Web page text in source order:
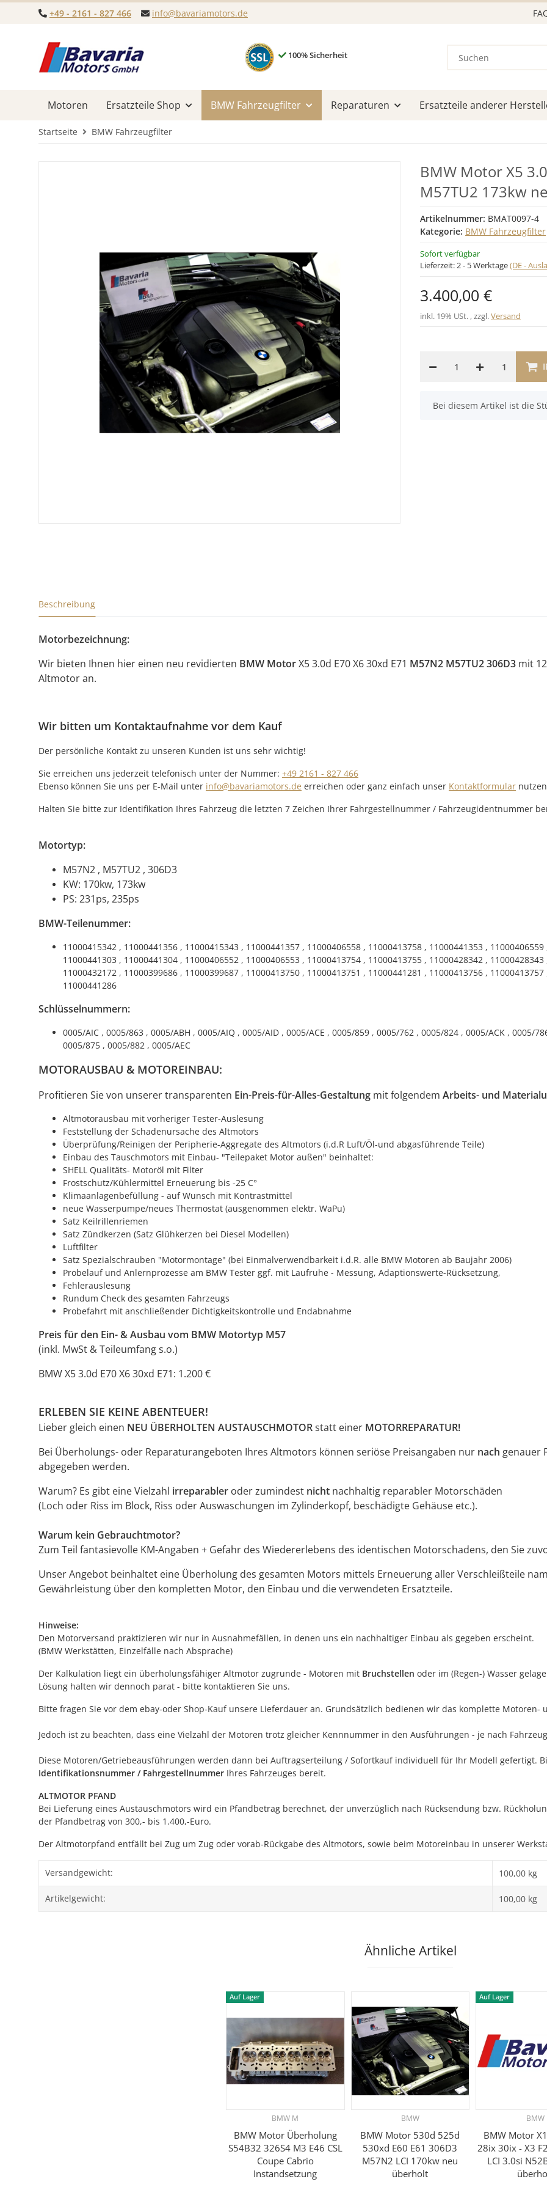
+49 - 2161 - 827 466 info@bavariamotors.de
100% Sicherheit
Motoren Ersatzteile Shop BMW Fahrzeugfilter Reparaturen Ersatzteile anderer
Startseite BMW Fahrzeugfilter
BMW Motor X5
M57TU2 173kw
Artikelnummer: BMAT0097-4
Kategorie: BMW Fahrzeugfilter
Sofort verfügbar
Lieferzeit:2 - 5 Werktage(DE -
3.400,00 €
inkl. 19% USt. , zzgl.Versand
1
x
Bei diesem Artikel ist die
Beschreibung
Motorbezeichnung:
Wir bieten Ihnen hier einen neu revidierten BMW MotorX5 3.0d E70 X6 30xd E71 M57N2 M57TU2 306D3 mit
Altmotor an.
Wir bitten um Kontaktaufnahme vor dem Kauf
Der persönliche Kontakt zu unseren Kunden ist uns sehr wichtig!
Sie erreichen uns jederzeit telefonisch unter der Nummer: +49 2161 - 827 466
Ebenso können Sie uns per E-Mail unter info@bavariamotors.de erreichen oder ganz einfach unser Kontaktformular
Halten Sie bitte zur Identifikation Ihres Fahrzeug die letzten 7 Zeichen Ihrer Fahrgestellnummer / Fahrzeugidentnummer
Motortyp:
M57N2 , M57TU2 , 306D3
KW: 170kw, 173kw
PS: 231ps, 235ps
BMW-Teilenummer:
11000415342 , 11000441356 , 11000415343 , 11000441357 , 11000406558 , 11000413758 , 11000441353 ,
11000441303 , 11000441304 , 11000406552 , 11000406553 , 11000413754 , 11000413755 , 11000428342 ,
11000432172 , 11000399686 , 11000399687 , 11000413750 , 11000413751 , 11000441281 , 11000413756 ,
11000441286
Schlüsselnummern:
0005/AIC , 0005/863 , 0005/ABH , 0005/AIQ , 0005/AID , 0005/ACE , 0005/859 , 0005/762 , 0005/824 , 0005/ACK , 0005/
0005/875 , 0005/882 , 0005/AEC
MOTORAUSBAU & MOTOREINBAU:
Profitieren Sie von unserer transparenten Ein-Preis-für-Alles-Gestaltung mit folgendem Arbeits- und
Altmotorausbau mit vorheriger Tester-Auslesung
Feststellung der Schadenursache des Altmotors
Überprüfung/Reinigen der Peripherie-Aggregate des Altmotors (i.d.R Luft/Öl-und abgasführende Teile)
Einbau des Tauschmotors mit Einbau- "Teilepaket Motor außen" beinhaltet:
SHELL Qualitäts- Motoröl mit Filter
Frostschutz/Kühlermittel Erneuerung bis -25 C°
Klimaanlagenbefüllung - auf Wunsch mit Kontrastmittel
neue Wasserpumpe/neues Thermostat (ausgenommen elektr. WaPu)
Satz Keilrillenriemen
Satz Zündkerzen (Satz Glühkerzen bei Diesel Modellen)
Luftfilter
Satz Spezialschrauben "Motormontage" (bei Einmalverwendbarkeit i.d.R. alle BMW Motoren ab Baujahr 2006)
Probelauf und Anlernprozesse am BMW Tester ggf. mit Laufruhe - Messung, Adaptionswerte-Rücksetzung,
Fehlerauslesung
Rundum Check des gesamten Fahrzeugs
Probefahrt mit anschließender Dichtigkeitskontrolle und Endabnahme
Preis für den Ein- & Ausbau vom BMW Motortyp M57
(inkl. MwSt & Teileumfang s.o.)
BMW X5 3.0d E70 X6 30xd E71: 1.200 €
ERLEBEN SIE KEINE ABENTEUER!
Lieber gleich einen NEU ÜBERHOLTEN AUSTAUSCHMOTORstatt einer MOTORREPARATUR!
Bei Überholungs- oder Reparaturangeboten Ihres Altmotors können seriöse Preisangaben nur nach genauer
abgegeben werden.
Warum? Es gibt eine Vielzahl irreparabler oder zumindest nicht nachhaltig reparabler Motorschäden
(Loch oder Riss im Block, Riss oder Auswaschungen im Zylinderkopf, beschädigte Gehäuse etc.).
Warum kein Gebrauchtmotor?
Zum Teil fantasievolle KM-Angaben + Gefahr des Wiedererlebens des identischen Motorschadens, den Sie
Unser Angebot beinhaltet eine Überholung des gesamten Motors mittels Erneuerung aller Verschleißteile
Gewährleistung über den kompletten Motor, den Einbau und die verwendeten Ersatzteile.
Hinweise:
Den Motorversand praktizieren wir nur in Ausnahmefällen, in denen uns ein nachhaltiger Einbau als gegeben erscheint.
(BMW Werkstätten, Einzelfälle nach Absprache)
Der Kalkulation liegt ein überholungsfähiger Altmotor zugrunde - Motoren mit Bruchstellen oder im (Regen-) Wasser
Lösung halten wir dennoch parat - bitte kontaktieren Sie uns.
Bitte fragen Sie vor dem ebay-oder Shop-Kauf unsere Lieferdauer an. Grundsätzlich bedienen wir das komplette Motoren-
Jedoch ist zu beachten, dass eine Vielzahl der Motoren trotz gleicher Kennnummer in den Ausführungen - je nach
Diese Motoren/Getriebeausführungen werden dann bei Auftragserteilung / Sofortkauf individuell für Ihr Modell gefertigt.
Identifikationsnummer / Fahrgestellnummer Ihres Fahrzeuges bereit.
ALTMOTOR PFAND
Bei Lieferung eines Austauschmotors wird ein Pfandbetrag berechnet, der unverzüglich nach Rücksendung bzw.
der Pfandbetrag von 300,- bis 1.400,-Euro.
Der Altmotorpfand entfällt bei Zug um Zug oder vorab-Rückgabe des Altmotors, sowie beim Motoreinbau in unserer
Versandgewicht: 100,00 kg
Artikelgewicht: 100,00 kg
Ähnliche Artikel
Auf Lager
BMW M
BMW Motor Überholung
S54B32 326S4 M3 E46 CSL
Coupe Cabrio
Instandsetzung
BMW
BMW Motor 530d 525d
530xd E60 E61 306D3
M57N2 LCI 170kw neu
überholt
Auf Lager
BMW
BMW Motor
28ix 30ix - X3
LCI 3.0si